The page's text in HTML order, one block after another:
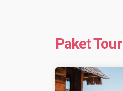
Paket Tour